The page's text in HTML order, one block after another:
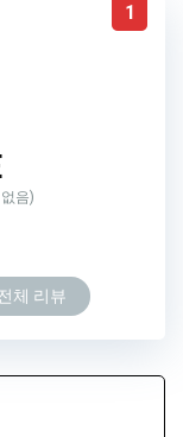
1
음)
체 리뷰